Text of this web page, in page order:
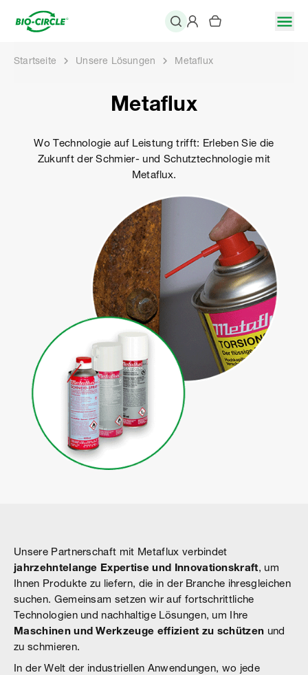
Startseite Unsere Lösungen Metaflux
Metaflux
Wo Technologie auf Leistung trifft: Erleben Sie die
Zukunft der Schmier- und Schutztechnologie mit
Metaflux.
Unsere Partnerschaft mit Metaflux verbindet
jahrzehntelange Expertise und Innovationskraft, um
Ihnen Produkte zu liefern, die in der Branche ihresgleichen
suchen. Gemeinsam setzen wir auf fortschrittliche
Technologien und nachhaltige Lösungen, um Ihre
Maschinen und Werkzeuge effizient zu schützen und
zu schmieren.
In der Welt der industriellen Anwendungen, wo jede